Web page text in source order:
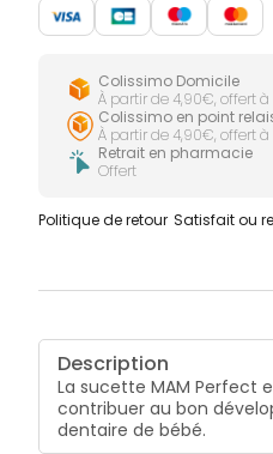
Colissimo Domicile
À partir de 4,90€, offert
Colissimo en point
À partir de 4,90€, offert
Retrait en pharmacie
Offert
Politique de retour Satisfait ou
Description
La sucette MAM Perfect
contribuer au bon
dentaire de bébé.